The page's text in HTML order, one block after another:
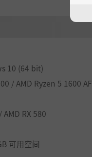
10 (64 bit)
/ AMD Ryzen 5 1600 AF
AMD RX 580
可用空间